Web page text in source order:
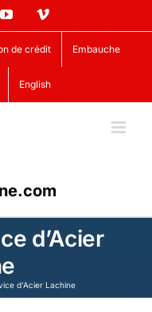
YouTubeVimeo
de crédit Embauche
English
d’Acier
d’Acier Lachine